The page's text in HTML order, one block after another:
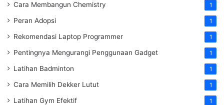
Cara Membangun Chemistry 1
Peran Adopsi 1
Rekomendasi Laptop Programmer 1
Pentingnya Mengurangi Penggunaan Gadget 1
Latihan Badminton 1
Cara Memilih Dekker Lutut 1
Latihan Gym Efektif 1